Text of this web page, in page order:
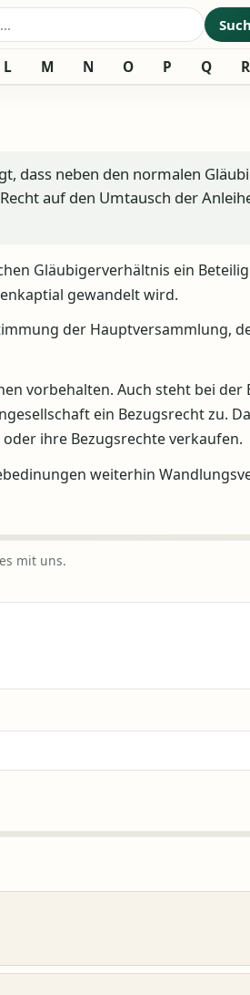
L M N O P Q R
dass neben den normalen
auf den Umtausch der
Gläubigerverhältnis ein
gewandelt wird.
der Hauptversammlung,
vorbehalten. Auch steht bei der
ein Bezugsrecht zu.
ihre Bezugsrechte verkaufen.
weiterhin
mit uns.